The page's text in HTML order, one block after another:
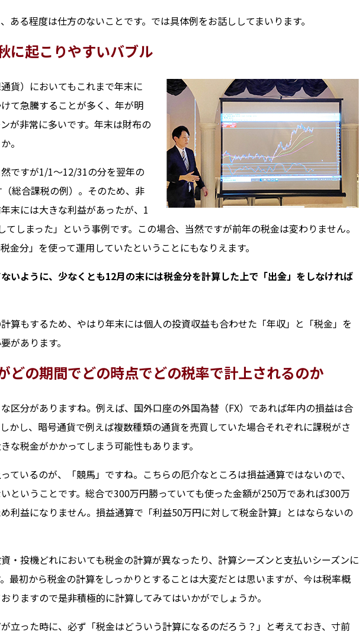
ある程度は仕方のないことです。では具体例をお話ししてまいります。
に起こりやすいバブル
貨）においてもこれまで年末に
て急騰することが多く、年が明
が非常に多いです。年末は財布の
。
ですが1/1～12/31の分を翌年の
総合課税の例）。そのため、非
末には大きな利益があったが、1
てしまった」という事例です。この場合、当然ですが前年の税金は変わりません。
金分」を使って運用していたということにもなりえます。
いように、少なくとも12月の末には税金分を計算した上で「出金」をしなければ
算もするため、やはり年末には個人の投資収益も合わせた「年収」と「税金」を
があります。
どの期間でどの時点でどの税率で計上されるのか
区分がありますね。例えば、国外口座の外国為替（FX）であれば年内の損益は合
かし、暗号通貨で例えば複数種類の通貨を売買していた場合それぞれに課税がさ
な税金がかかってしまう可能性もあります。
ているのが、「競馬」ですね。こちらの厄介なところは損益通算ではないので、
ということです。総合で300万円勝っていても使った金額が250万であれば300万
利益になりません。損益通算で「利益50万円に対して税金計算」とはならないの
・投機どれにおいても税金の計算が異なったり、計算シーズンと支払いシーズンに
最初から税金の計算をしっかりとすることは大変だとは思いますが、今は税率概
りますので是非積極的に計算してみてはいかがでしょうか。
立った時に、必ず「税金はどういう計算になるのだろう？」と考えておき、寸前